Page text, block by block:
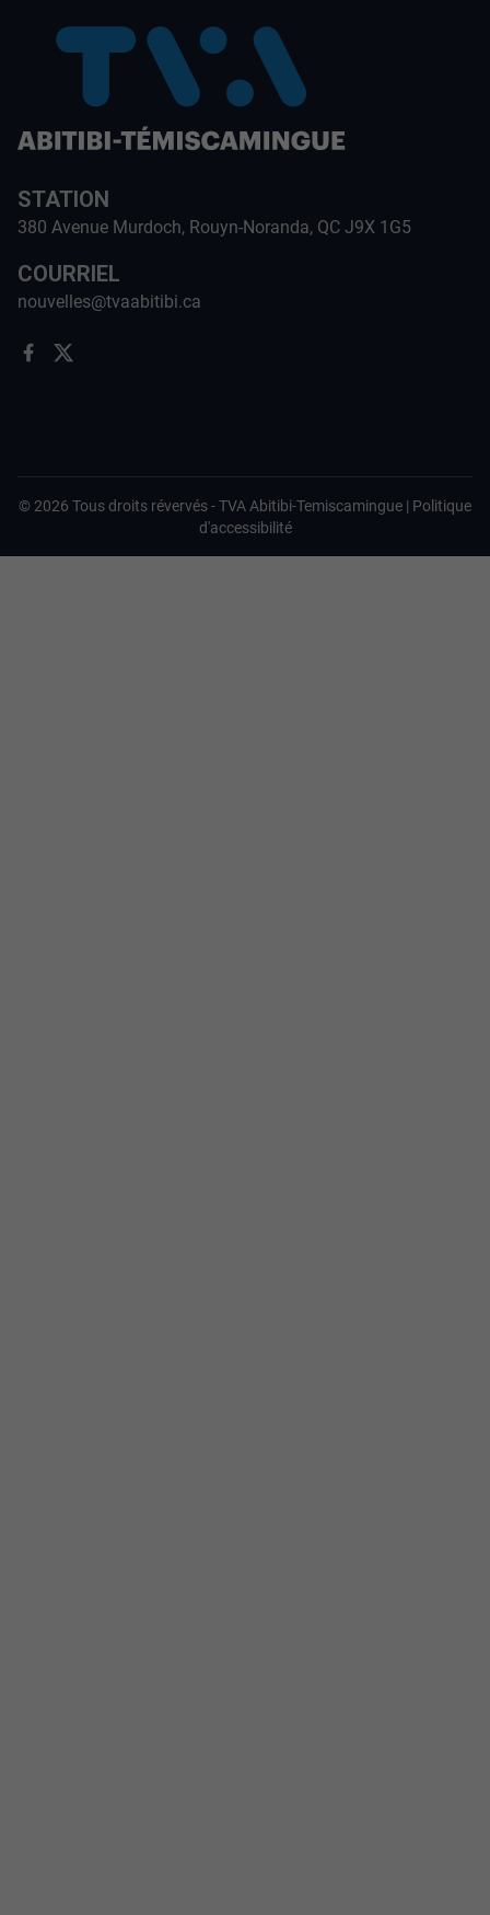
STATION
380 Avenue Murdoch, Rouyn-Noranda, QC J9X 1G5
COURRIEL
nouvelles@tvaabitibi.ca
© 2026 Tous droits révervés -TVA Abitibi-Temiscamingue | Politique
d'accessibilité